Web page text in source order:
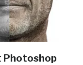
Photoshop